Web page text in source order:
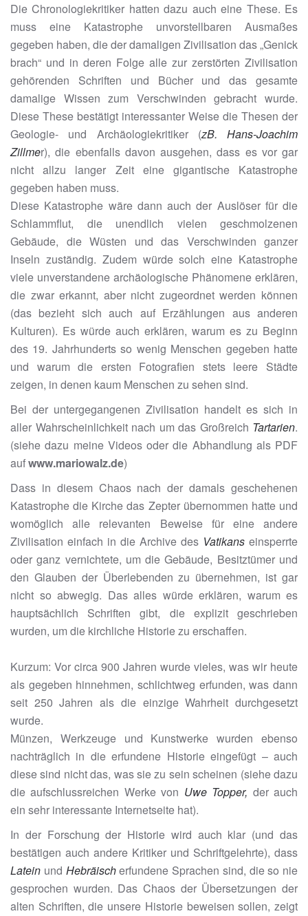
Die Chronologiekritiker hatten dazu auch eine These. Es
muss eine Katastrophe unvorstellbaren Ausmaßes
gegeben haben, die der damaligen Zivilisation das „Genick
brach“ und in deren Folge alle zur zerstörten Zivilisation
gehörenden Schriften und Bücher und das gesamte
damalige Wissen zum Verschwinden gebracht wurde.
Diese These bestätigt interessanter Weise die Thesen der
Geologie- und Archäologiekritiker (zB. Hans-Joachim
Zillmer), die ebenfalls davon ausgehen, dass es vor gar
nicht allzu langer Zeit eine gigantische Katastrophe
gegeben haben muss.
Diese Katastrophe wäre dann auch der Auslöser für die
Schlammflut, die unendlich vielen geschmolzenen
Gebäude, die Wüsten und das Verschwinden ganzer
Inseln zuständig. Zudem würde solch eine Katastrophe
viele unverstandene archäologische Phänomene erklären,
die zwar erkannt, aber nicht zugeordnet werden können
(das bezieht sich auch auf Erzählungen aus anderen
Kulturen). Es würde auch erklären, warum es zu Beginn
des 19. Jahrhunderts so wenig Menschen gegeben hatte
und warum die ersten Fotografien stets leere Städte
zeigen, in denen kaum Menschen zu sehen sind.
Bei der untergegangenen Zivilisation handelt es sich in
aller Wahrscheinlichkeit nach um das Großreich Tartarien.
(siehe dazu meine Videos oder die Abhandlung als PDF
aufwww.mariowalz.de)
Dass in diesem Chaos nach der damals geschehenen
Katastrophe die Kirche das Zepter übernommen hatte und
womöglich alle relevanten Beweise für eine andere
Zivilisation einfach in die Archive des Vatikans einsperrte
oder ganz vernichtete, um die Gebäude, Besitztümer und
den Glauben der Überlebenden zu übernehmen, ist gar
nicht so abwegig. Das alles würde erklären, warum es
hauptsächlich Schriften gibt, die explizit geschrieben
wurden, um die kirchliche Historie zu erschaffen.
Kurzum: Vor circa 900 Jahren wurde vieles, was wir heute
als gegeben hinnehmen, schlichtweg erfunden, was dann
seit 250 Jahren als die einzige Wahrheit durchgesetzt
wurde.
Münzen, Werkzeuge und Kunstwerke wurden ebenso
nachträglich in die erfundene Historie eingefügt – auch
diese sind nicht das, was sie zu sein scheinen (siehe dazu
die aufschlussreichen Werke von Uwe Topper, der auch
ein sehr interessante Internetseite hat).
In der Forschung der Historie wird auch klar (und das
bestätigen auch andere Kritiker und Schriftgelehrte), dass
Latein und Hebräischerfundene Sprachen sind, die so nie
gesprochen wurden. Das Chaos der Übersetzungen der
alten Schriften, die unsere Historie beweisen sollen, zeigt